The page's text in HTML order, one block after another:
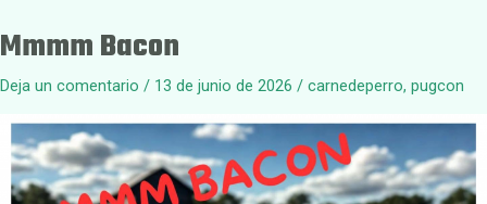
Mmmm Bacon
Deja un comentario / 13 de junio de 2026 / carnedeperro, pugcon